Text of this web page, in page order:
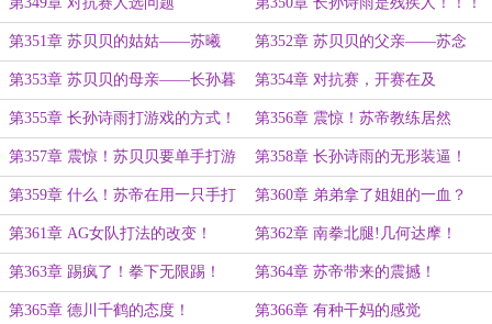
第351章 苏贝贝的姑姑——苏曦 第352章 苏贝贝的父亲——苏念
第353章 苏贝贝的母亲——长孙暮
雪
第354章 对抗赛，开赛在及
第355章 长孙诗雨打游戏的方式！ 第356章 震惊！苏帝教练居然
是…………
第357章 震惊！苏贝贝要单手打游
戏！
第358章 长孙诗雨的无形装逼！
第359章 什么！苏帝在用一只手打
游戏！
第360章 弟弟拿了姐姐的一血？
第361章 AG女队打法的改变！ 第362章 南拳北腿!几何达摩！
第363章 踢疯了！拳下无限踢！ 第364章 苏帝带来的震撼！
第365章 德川千鹤的态度！ 第366章 有种干妈的感觉